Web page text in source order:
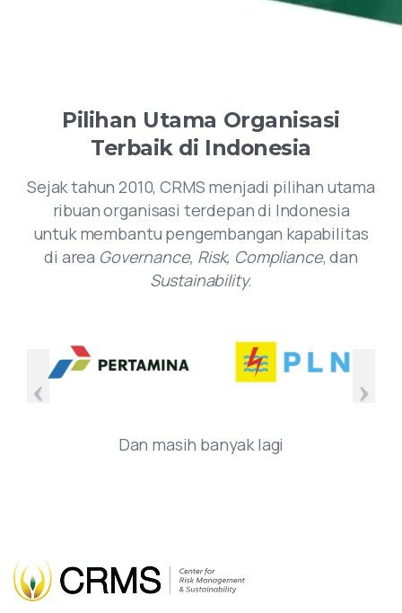
Pilihan Utama Organisasi
Terbaik di Indonesia
Sejak tahun 2010, CRMS menjadi pilihan utama
ribuan organisasi terdepan di Indonesia
untuk membantu pengembangan kapabilitas
di area Governance, Risk, Compliance, dan
Sustainability.
Dan masih banyak lagi